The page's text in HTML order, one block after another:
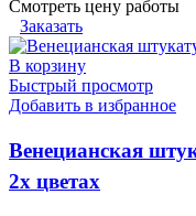
Смотреть цену работы
Заказать
В корзину
Быстрый просмотр
Добавить в избранное
Венецианская
2х цветах